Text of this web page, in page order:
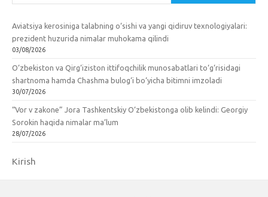
Aviatsiya kerosiniga talabning o‘sishi va yangi qidiruv texnologiyalari:
prezident huzurida nimalar muhokama qilindi
03/08/2026
O‘zbekiston va Qirg‘iziston ittifoqchilik munosabatlari to‘g‘risidagi
shartnoma hamda Chashma bulog‘i bo‘yicha bitimni imzoladi
30/07/2026
“Vor v zakone” Jora Tashkentskiy O‘zbekistonga olib kelindi: Georgiy
Sorokin haqida nimalar ma’lum
28/07/2026
Kirish